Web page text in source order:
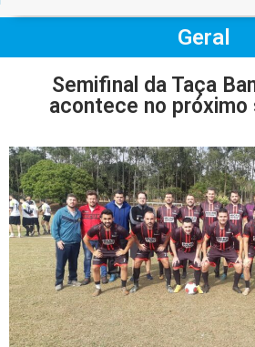
Geral
Semifinal da Taça
acontece no próximo